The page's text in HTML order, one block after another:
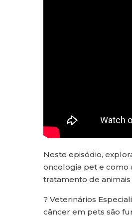
Neste episódio,
oncologia pet e como
tratamento de
? Veterinários
câncer em pets são